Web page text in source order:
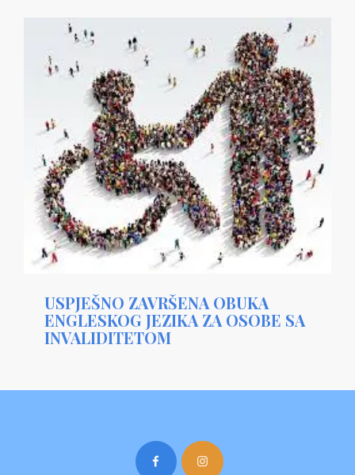
USPJEŠNO ZAVRŠENA OBUKA
ENGLESKOG JEZIKA ZA OSOBE SA
INVALIDITETOM